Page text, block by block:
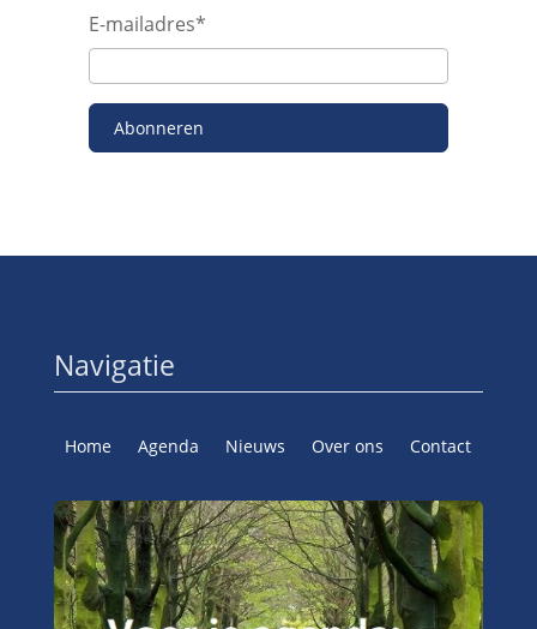
E-mailadres*
Abonneren
Navigatie
Home Agenda Nieuws Over ons Contact